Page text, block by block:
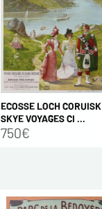
ECOSSE LOCH CORUISK
SKYE VOYAGES CI ...
750€